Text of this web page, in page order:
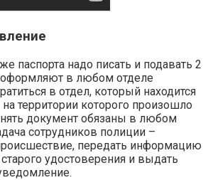
паспорта надо писать и подавать 2
в любом отделе
в отдел, который находится
территории которого произошло
документ обязаны в любом
сотрудников полиции –
передать информацию
удостоверения и выдать